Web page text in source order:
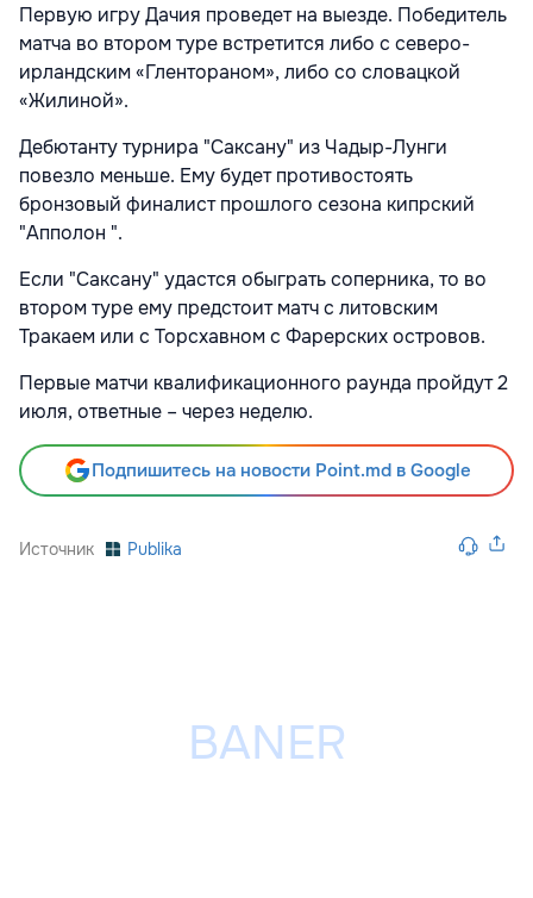
Первую игру Дачия проведет на выезде. Победитель
матча во втором туре встретится либо с северо-
ирландским «Глентораном», либо со словацкой
«Жилиной».
Дебютанту турнира "Саксану" из Чадыр-Лунги
повезло меньше. Ему будет противостоять
бронзовый финалист прошлого сезона кипрский
"Апполон ".
Если "Саксану" удастся обыграть соперника, то во
втором туре ему предстоит матч с литовским
Тракаем или с Торсхавном с Фарерских островов.
Первые матчи квалификационного раунда пройдут 2
июля, ответные – через неделю.
Подпишитесь на новости Point.md в Google
Источник Publika